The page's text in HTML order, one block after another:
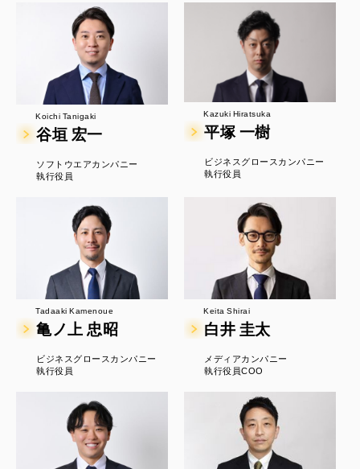
Koichi Tanigaki
谷垣 宏一
ソフトウエアカンパニー
執行役員
Kazuki Hiratsuka
平塚 一樹
ビジネスグロースカンパニー
執行役員
Tadaaki Kamenoue
亀ノ上 忠昭
ビジネスグロースカンパニー
執行役員
Keita Shirai
白井 圭太
メディアカンパニー
執行役員COO